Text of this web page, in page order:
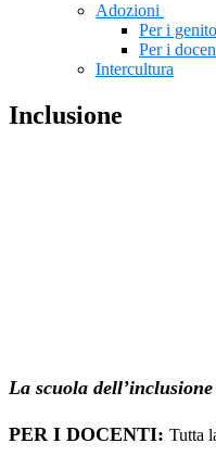
Adozioni
Per i
Per i
Intercultura
Inclusione
La scuola
PER I DOCENTI: Tutta